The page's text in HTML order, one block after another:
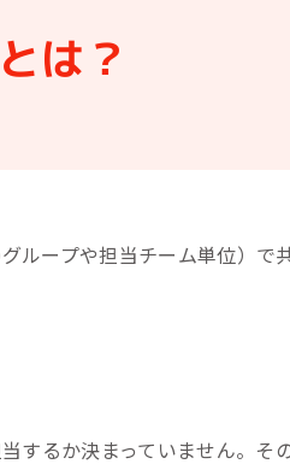
ソリューション
一次
は？
ループや担当チーム単位）で
するか決まっていません。そ